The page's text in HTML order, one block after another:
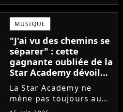
oubliée de l'émission
est aujourd'hui plus
écoutée en streaming
que Jenifer et Nolwenn
Leroy !
MUSIQUE
"J'ai vu des chemins se
séparer" : cette
gagnante oubliée de la
Star Academy dévoile
l'envers du décor du
métier
La Star Academy ne
mène pas toujours au
succès. Après l'échec de